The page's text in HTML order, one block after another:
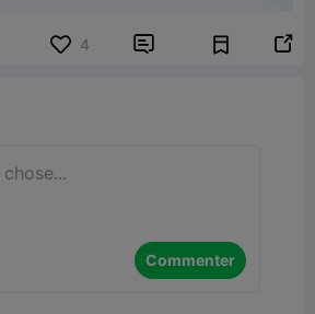
4  
Commenter